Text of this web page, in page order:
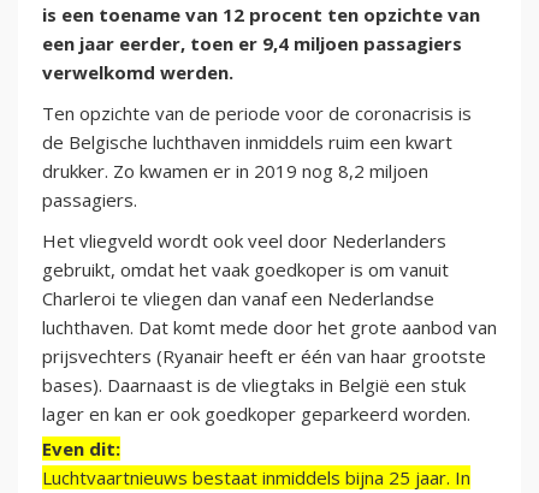
is een toename van 12 procent ten opzichte van
een jaar eerder, toen er 9,4 miljoen passagiers
verwelkomd werden.
Ten opzichte van de periode voor de coronacrisis is
de Belgische luchthaven inmiddels ruim een kwart
drukker. Zo kwamen er in 2019 nog 8,2 miljoen
passagiers.
Het vliegveld wordt ook veel door Nederlanders
gebruikt, omdat het vaak goedkoper is om vanuit
Charleroi te vliegen dan vanaf een Nederlandse
luchthaven. Dat komt mede door het grote aanbod van
prijsvechters (Ryanair heeft er één van haar grootste
bases). Daarnaast is de vliegtaks in België een stuk
lager en kan er ook goedkoper geparkeerd worden.
Even dit:
Luchtvaartnieuws bestaat inmiddels bijna 25 jaar. In